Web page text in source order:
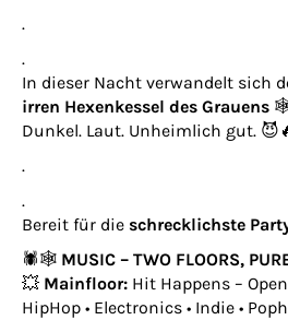
.
.
In dieser Nacht verwandelt sich
irren Hexenkessel des Grauens
Dunkel. Laut. Unheimlich gut.
.
.
Bereit für die schrecklichste
🕷️🕸️ MUSIC – TWO FLOORS,
💥 Mainfloor: Hit Happens –
HipHop • Electronics • Indie •